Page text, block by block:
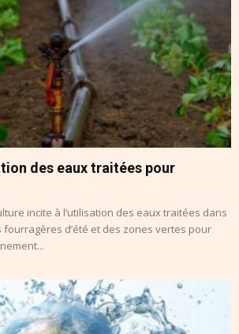
des eaux traitées pour
incite à l’utilisation des eaux traitées dans
fourragères d’été et des zones vertes pour